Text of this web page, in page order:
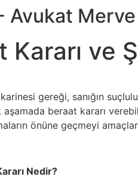
Avukat Merve
ve
gereği, sanığın
beraat kararı
önüne geçmeyi
Nedir?